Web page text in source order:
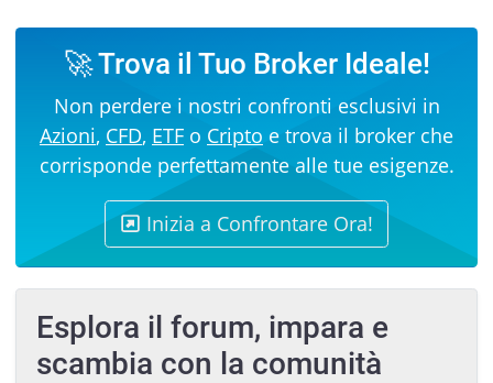
🚀 Trova il Tuo Broker Ideale!
Non perdere i nostri confronti esclusivi in
Azioni, CFD, ETF o Cripto e trova il broker che
corrisponde perfettamente alle tue esigenze.
Inizia a Confrontare Ora!
Esplora il forum, impara e
scambia con la comunità